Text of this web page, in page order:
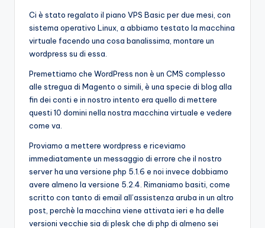
Ci è stato regalato il piano VPS Basic per due mesi, con
sistema operativo Linux, a abbiamo testato la macchina
virtuale facendo una cosa banalissima, montare un
wordpress su di essa.
Premettiamo che WordPress non è un CMS complesso
alle stregua di Magento o simili, è una specie di blog alla
fin dei conti e in nostro intento era quello di mettere
questi 10 domini nella nostra macchina virtuale e vedere
come va.
Proviamo a mettere wordpress e riceviamo
immediatamente un messaggio di errore che il nostro
server ha una versione php 5.1.6 e noi invece dobbiamo
avere almeno la versione 5.2.4. Rimaniamo basiti, come
scritto con tanto di email all’assistenza aruba in un altro
post, perchè la macchina viene attivata ieri e ha delle
versioni vecchie sia di plesk che di php di almeno sei